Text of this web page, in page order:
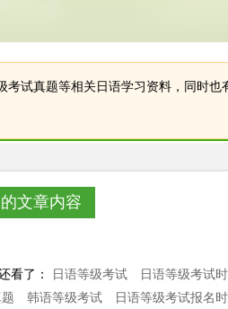
考试真题等相关日语学习资料，同时也
文章内容
看了： 日语等级考试
日语等级考试
韩语等级考试 日语等级考试报名